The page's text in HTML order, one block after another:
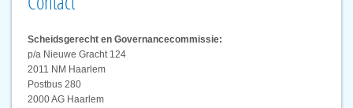
Scheidsgerecht en Governancecommissie:
p/a Nieuwe Gracht 124
2011 NM Haarlem
Postbus 280
2000 AG Haarlem